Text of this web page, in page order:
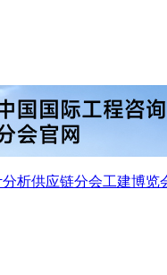
析供应链分会工建博览